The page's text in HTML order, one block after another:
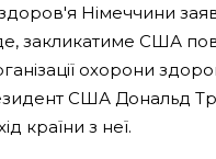
Німеччини
закликатиме США
охорони
США Дональд
країни з неї.